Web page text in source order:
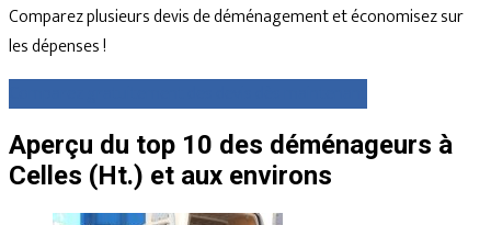
Comparez plusieurs devis de déménagement et économisez sur
les dépenses !
Aperçu du top 10 des déménageurs à
Celles (Ht.) et aux environs